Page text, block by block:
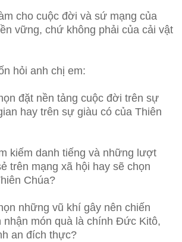
cho cuộc đời và sứ mạng của
vững, chứ không phải của cải vật
hỏi anh chị em:
đặt nền tảng cuộc đời trên sự
hay trên sự giàu có của Thiên
kiếm danh tiếng và những lượt
trên mạng xã hội hay sẽ chọn
Chúa?
những vũ khí gây nên chiến
nhận món quà là chính Đức Kitô,
an đích thực?